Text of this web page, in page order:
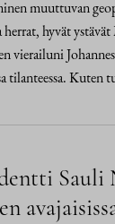
muuttuvan
herrat, hyvät
vierailuni
tilanteessa. Kuten
avajaisissa